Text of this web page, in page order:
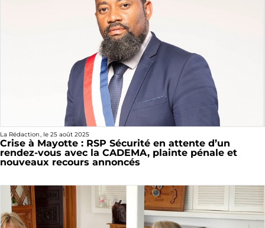
La Rédaction, le 25 août 2025
Crise à Mayotte : RSP Sécurité en attente d’un
rendez-vous avec la CADEMA, plainte pénale et
nouveaux recours annoncés